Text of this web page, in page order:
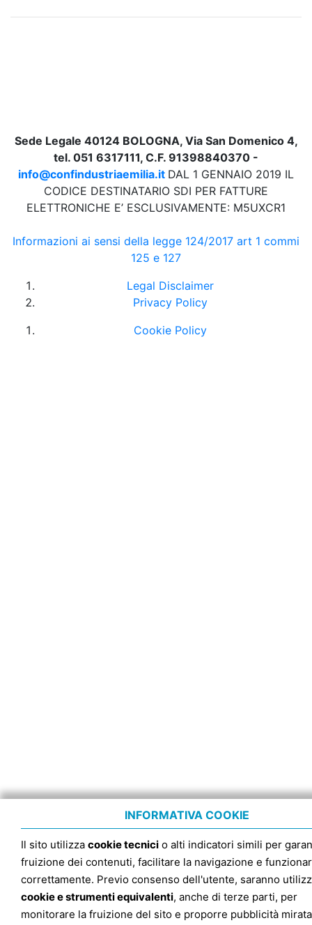
Sede Legale 40124 BOLOGNA, Via San Domenico 4,
tel. 051 6317111, C.F. 91398840370 -
info@confindustriaemilia.it DAL 1 GENNAIO 2019 IL
CODICE DESTINATARIO SDI PER FATTURE
ELETTRONICHE E’ ESCLUSIVAMENTE: M5UXCR1
Informazioni ai sensi della legge 124/2017 art 1 commi
125 e 127
Legal Disclaimer
Privacy Policy
Cookie Policy
INFORMATIVA COOKIE
Il sito utilizza cookie tecnici o alti indicatori simili per
fruizione dei contenuti, facilitare la navigazione e
correttamente. Previo consenso dell'utente, saranno
cookie e strumenti equivalenti, anche di terze parti, per
monitorare la fruizione del sito e proporre pubblicità